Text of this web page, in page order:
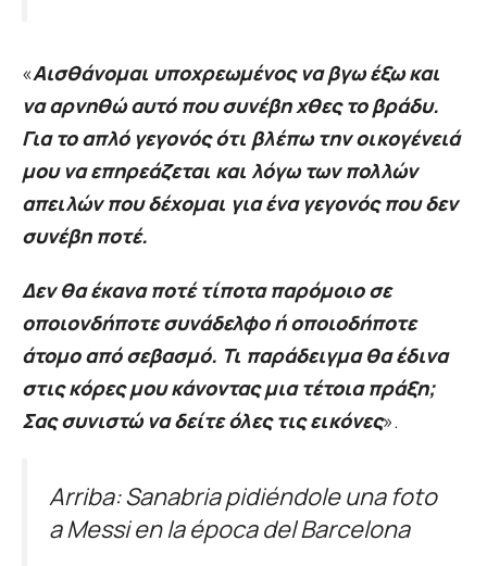
«Αισθάνομαι υποχρεωμένος να βγω έξω και
να αρνηθώ αυτό που συνέβη χθες το βράδυ.
Για το απλό γεγονός ότι βλέπω την οικογένειά
μου να επηρεάζεται και λόγω των πολλών
απειλών που δέχομαι για ένα γεγονός που δεν
συνέβη ποτέ.
Δεν θα έκανα ποτέ τίποτα παρόμοιο σε
οποιονδήποτε συνάδελφο ή οποιοδήποτε
άτομο από σεβασμό. Τι παράδειγμα θα έδινα
στις κόρες μου κάνοντας μια τέτοια πράξη;
Σας συνιστώ να δείτε όλες τις εικόνες».
Arriba: Sanabria pidiéndole una foto
a Messi en la época del Barcelona